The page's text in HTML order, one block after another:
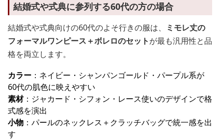
結婚式や式典に参列する60代の方の場合
結婚式や式典向けの60代のよそ行きの服は、
ミモレ丈の
フォーマルワンピース＋ボレロのセットが最も汎用性と品
格を両立します。
カラー ：ネイビー・シャンパンゴールド・パープル系が
60代の肌色に映えやすい
素材：ジャカード・シフォン・レース使いのデザインで格
式感を演出
小物 ：パールのネックレス＋クラッチバッグで統一感を出
す